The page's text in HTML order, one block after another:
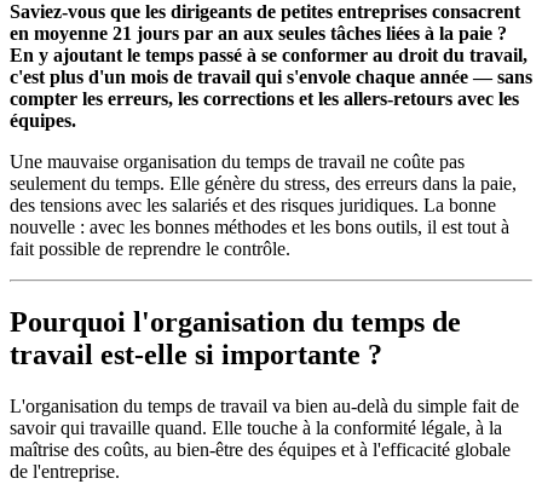
Saviez-vous que les dirigeants de petites entreprises consacrent
en moyenne 21 jours par an aux seules tâches liées à la paie ?
En y ajoutant le temps passé à se conformer au droit du travail,
c'est plus d'un mois de travail qui s'envole chaque année — sans
compter les erreurs, les corrections et les allers-retours avec les
équipes.
Une mauvaise organisation du temps de travail ne coûte pas
seulement du temps. Elle génère du stress, des erreurs dans la paie,
des tensions avec les salariés et des risques juridiques. La bonne
nouvelle : avec les bonnes méthodes et les bons outils, il est tout à
fait possible de reprendre le contrôle.
Pourquoi l'organisation du temps de
travail est-elle si importante ?
L'organisation du temps de travail va bien au-delà du simple fait de
savoir qui travaille quand. Elle touche à la conformité légale, à la
maîtrise des coûts, au bien-être des équipes et à l'efficacité globale
de l'entreprise.